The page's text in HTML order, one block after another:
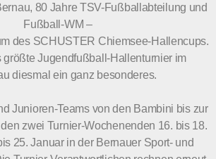
80 Jahre TSV-Fußballabteilung und
Fußball-WM –
des SCHUSTER Chiemsee-Hallencups.
größte Jugendfußball-Hallenturnier im
diesmal ein ganz besonderes.
Junioren-Teams von den Bambini bis zur
zwei Turnier-Wochenenden 16. bis 18.
25. Januar in der Bernauer Sport- und